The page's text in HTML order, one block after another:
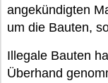
angekündigten
um die Bauten,
Illegale Bauten
Überhand